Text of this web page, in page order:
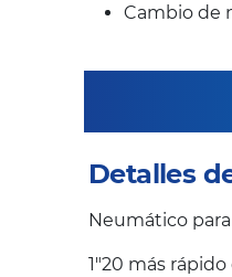
Cambio de
Detalles
Neumático
1"20 más